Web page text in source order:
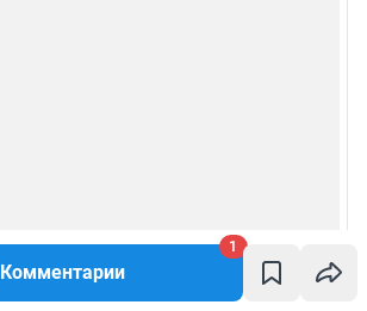
Комментарии
1